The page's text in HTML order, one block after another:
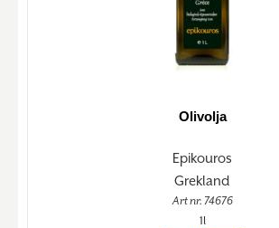
Olivolja
Epikouros
Grekland
Art nr. 74676
1l